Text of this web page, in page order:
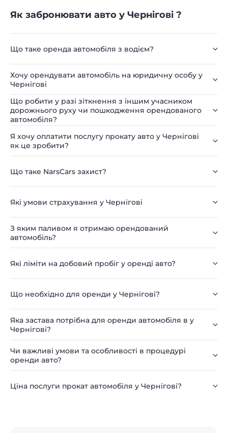
Як забронювати авто у Чернігові ?
Що таке оренда автомобіля з водієм?
Хочу орендувати автомобіль на юридичну особу у
Чернігові
Що робити у разі зіткнення з іншим учасником
дорожнього руху чи пошкодження орендованого
автомобіля?
Я хочу оплатити послугу прокату авто у Чернігові
як це зробити?
Що таке NarsCars захист?
Які умови страхування у Чернігові
З яким паливом я отримаю орендований
автомобіль?
Які ліміти на добовий пробіг у оренді авто?
Що необхідно для оренди у Чернігові?
Яка застава потрібна для оренди автомобіля в у
Чернігові?
Чи важливі умови та особливості в процедурі
оренди авто?
Ціна послуги прокат автомобіля у Чернігові?